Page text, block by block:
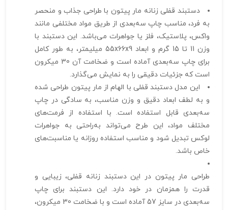
دستبند قفلی زنانه مار پیتون با طراحی جذاب و منحصر
به فرد، مناسب چاپ سه‌بعدی از طریق مواد مختلفی مانند
واکس، پلاستیک، فلز یا جواهرات می‌باشد. این دستبند با
وزن 11 تا 15 گرم و ابعاد 55x66x9 میلیمتر، به طور کامل
برای چاپ سه‌بعدی آماده است و ضخامت آن 30 میکرون
است که جزئیات دقیقی را به نمایش می‌گذارد.
این مدل دستبند قفلی با الهام از مار پیتون طراحی شده
و به لطف ابعاد دقیق و وزن مناسب، به سادگی در چاپ
سه‌بعدی قابل استفاده است. با استفاده از فرمت‌های
مختلف مواد، این طرح می‌تواند به‌راحتی به جواهرات
لوکس تبدیل شود و مناسب استفاده روزانه یا مناسبت‌های
خاص باشد.
طراحی مار پیتون در این دستبند زنانه قفلی، زیبایی و
قدرت را همزمان در خود دارد. این دستبند برای چاپ
سه‌بعدی در سایز 57 آماده است و با ضخامت 30 میکرون،